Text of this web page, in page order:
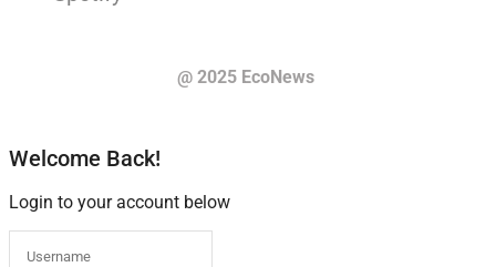
@ 2025 EcoNews
Welcome Back!
Login to your account below